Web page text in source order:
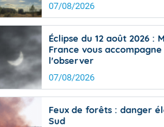
de
Avertissement pluies
des communes (Apic)
Bulletins Marine
Bulletins d'estimation du
d'avalanche
Météo des forêts
Vigicrues
07/08/2026
Éclipse du 12 août 2026 :
France vous
l'observer
07/08/2026
Feux de forêts : danger
Sud